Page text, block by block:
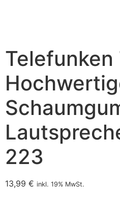
Telefunken
223
13,99 € inkl. 19% MwSt.